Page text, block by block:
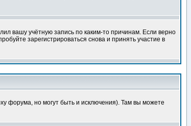
вашу учётную запись по каким-то причинам. Если верно
зарегистрироваться снова и принять участие в
форума, но могут быть и исключения). Там вы можете